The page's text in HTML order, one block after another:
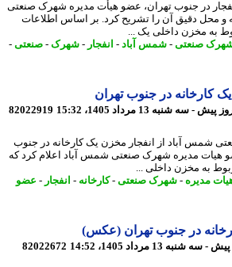
جنوب تهران، عضو هیأت مدیره شهرک صنعتی
دقیق آن را تشریح کرد. بر اساس اطلاعات
مخزن داخلی یک ...
صنعتی-شمس آباد- انفجار-شهرک- صنعتی-
در جنوب تهران
82022919
آباد از انفجار مخزن یک کارخانه در جنوب
مدیره شهرک صنعتی شمس آباد اعلام کرد که
مخزن داخلی ...
مدیره-شهرک صنعتی-کارخانه -انفجار-عضو
در جنوب تهران (عکس)
82022672